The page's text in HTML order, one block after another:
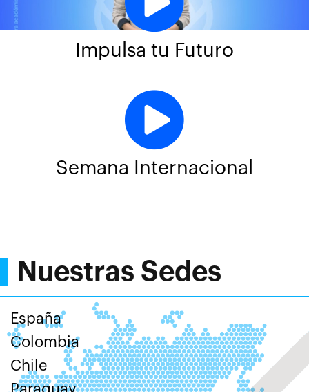
Impulsa tu Futuro
Semana Internacional
Nuestras Sedes
España
Colombia
Chile